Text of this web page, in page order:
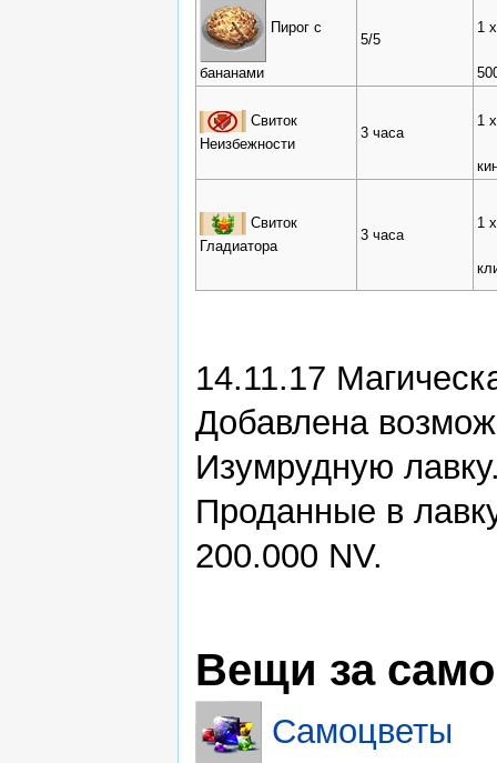
Пирог с
бананами
5/5
1
Свиток
Неизбежности
3 часа
1
Свиток
Гладиатора
3 часа
1
14.11.17
Добавлена
Изумрудную
Проданные в
200.000 NV.
Вещи за
Самоцветы